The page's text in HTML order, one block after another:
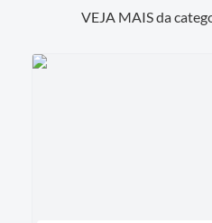
VEJA MAIS da